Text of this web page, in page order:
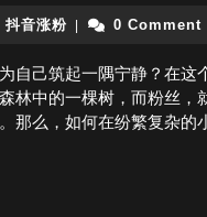
抖音涨粉抖
涨
粉
0 Comment
自己筑起一隅宁静？在
林中的一棵树，而粉丝，
那么，如何在纷繁复杂的